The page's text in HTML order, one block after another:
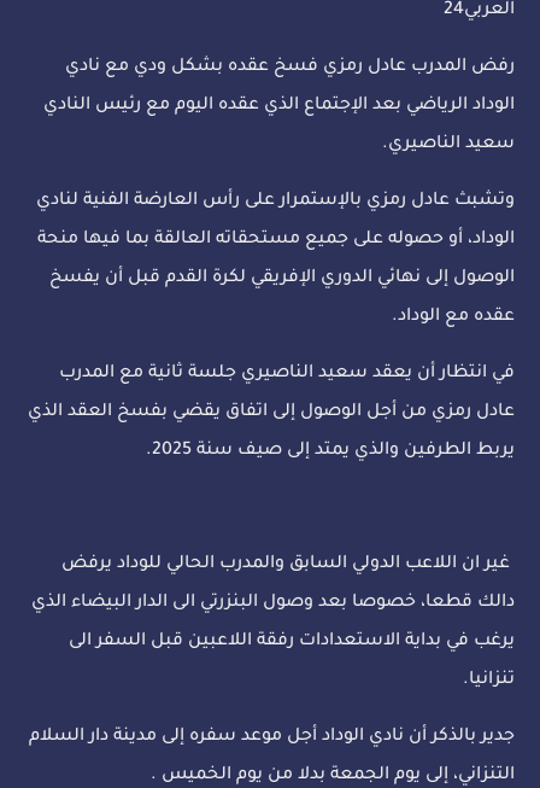
العربي24
رفض المدرب عادل رمزي فسخ عقده بشكل ودي مع نادي
الوداد الرياضي بعد الإجتماع الذي عقده اليوم مع رئيس النادي
سعيد الناصيري.
وتشبث عادل رمزي بالإستمرار على رأس العارضة الفنية لنادي
الوداد، أو حصوله على جميع مستحقاته العالقة بما فيها منحة
الوصول إلى نهائي الدوري الإفريقي لكرة القدم قبل أن يفسخ
عقده مع الوداد.
في انتظار أن يعقد سعيد الناصيري جلسة ثانية مع المدرب
عادل رمزي من أجل الوصول إلى اتفاق يقضي بفسخ العقد الذي
يربط الطرفين والذي يمتد إلى صيف سنة 2025.
غير ان اللاعب الدولي السابق والمدرب الحالي للوداد يرفض
دالك قطعا، خصوصا بعد وصول البنزرتي الى الدار البيضاء الذي
يرغب في بداية الاستعدادات رفقة اللاعبين قبل السفر الى
تنزانيا.
جدير بالذكر أن نادي الوداد أجل موعد سفره إلى مدينة دار السلام
التنزاني، إلى يوم الجمعة بدلا من يوم الخميس .